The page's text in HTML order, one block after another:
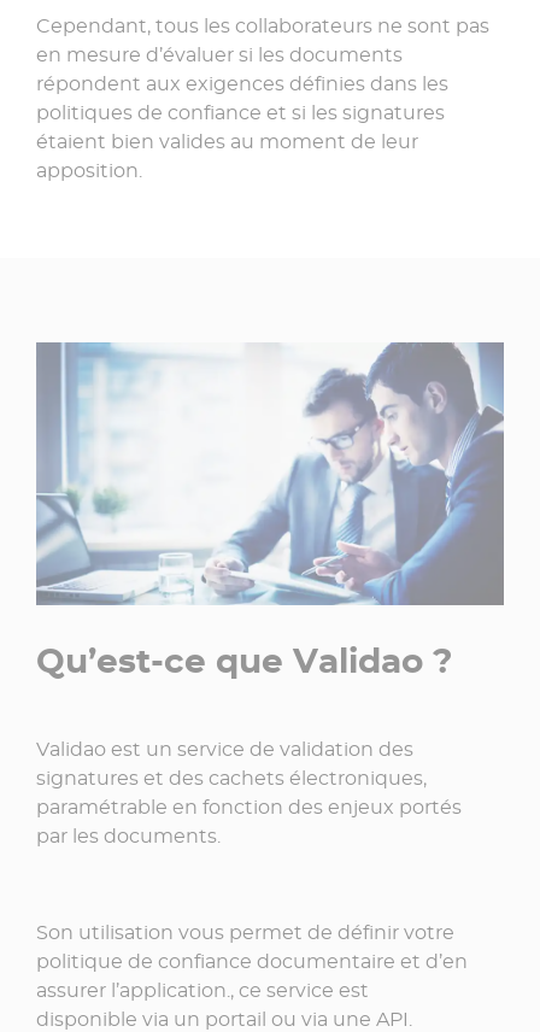
Cependant, tous les collaborateurs ne sont pas
en mesure d’évaluer si les documents
répondent aux exigences définies dans les
politiques de confiance et si les signatures
étaient bien valides au moment de leur
apposition.
Qu’est-ce que Validao ?
Validao est un service de validation des
signatures et des cachets électroniques,
paramétrable en fonction des enjeux portés
par les documents.
Son utilisation vous permet de définir votre
politique de confiance documentaire et d’en
assurer l’application., ce service est
disponible via un portail ou via une API.